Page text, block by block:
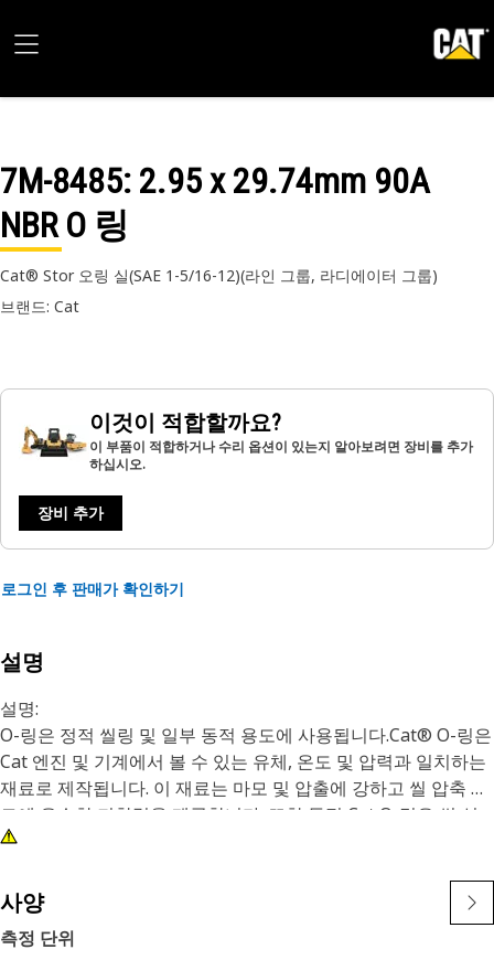
7M-8485: 2.95 x 29.74mm 90A
NBR O 링
Cat® Stor 오링 실(SAE 1-5/16-12)(라인 그룹, 라디에이터 그룹)
브랜드: Cat
이것이 적합할까요?
이 부품이 적합하거나 수리 옵션이 있는지 알아보려면 장비를 추가
하십시오.
장비 추가
로그인 후 판매가 확인하기
설명
설명:
O-링은 정적 씰링 및 일부 동적 용도에 사용됩니다.Cat® O-링은
Cat 엔진 및 기계에서 볼 수 있는 유체, 온도 및 압력과 일치하는
재료로 제작됩니다. 이 재료는 마모 및 압출에 강하고 씰 압축 세
트에 우수한 저항력을 제공합니다. 또한 특정 Cat O-링은 씰 설
치 중 씰 꼬임 및 절단을 최소화하기 위해 PTFE 코팅이 되어 있
O-링의 치수는 필요한 씰 압축으로 씰 홈에 제대로 맞도록 엄격
한 허용 오차로 일관되게 유지됩니다. 다양한 크기와 재질의
2500개 이상의 O-링이 있는 Cat O-링은 Cat 및 기타 모바일 장
사양
측정 단위